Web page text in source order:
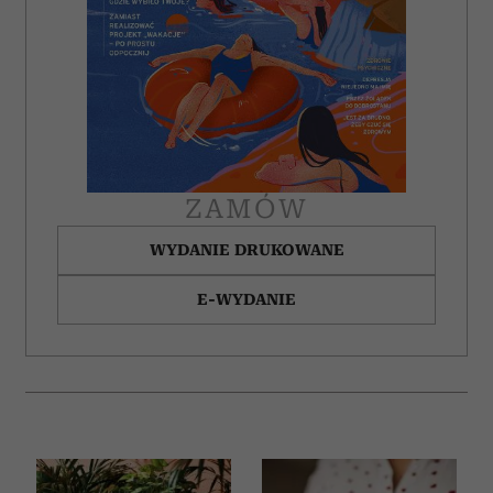
społecznościowym, reklamowym i analitycznym.
Partnerzy mogą połączyć te informacje z innymi danymi
otrzymanymi od Ciebie lub uzyskanymi podczas
korzystania z ich usług.
ZAMÓW
WYDANIE DRUKOWANE
E-WYDANIE